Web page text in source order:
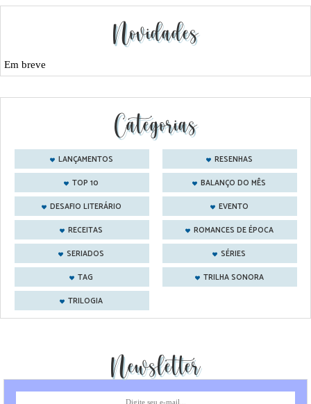
Novidades
Em breve
Categorias
LANÇAMENTOS
RESENHAS
TOP 10
BALANÇO DO MÊS
DESAFIO LITERÁRIO
EVENTO
RECEITAS
ROMANCES DE ÉPOCA
SERIADOS
SÉRIES
TAG
TRILHA SONORA
TRILOGIA
Newsletter